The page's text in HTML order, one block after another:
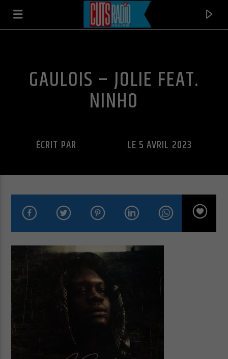
UNE AFFAIRE DE FAMILLE
ARSENIK FEAT. DOC GYNECO
Cuts Radio
Cuts Hip Hop R&B
GAULOIS – JOLIE FEAT.
NINHO
ÉCRIT PAR LE 5 AVRIL 2023